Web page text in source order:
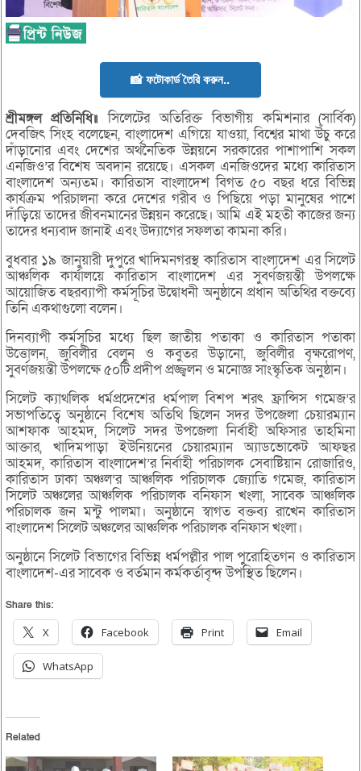
📸 ফটোকার্ড তৈরি করুন..
শ্রীমঙ্গল প্রতিনিধি॥ সিলেটের অতিরিক্ত বিভাগীয় কমিশনার (সার্বিক)
দেবজিৎ সিংহ বলেছেন, বাংলাদেশ এগিয়ে যাওয়া, বিশ্বের মাথা উঁচু করে
দাঁড়ানোর এবং দেশের অর্থনৈতিক উন্নয়নে সরকারের পাশাপাশি সকল
এনজিও’র বিশেষ অবদান রয়েছে। এসকল এনজিওদের মধ্যে কারিতাস
বাংলাদেশ অন্যতম। কারিতাস বাংলাদেশ বিগত ৫০ বছর ধরে বিভিন্ন
কার্যক্রম পরিচালনা করে দেশের গরীব ও পিছিয়ে পড়া মানুষের পাশে
দাঁড়িয়ে তাদের জীবনমানের উন্নয়ন করেছে। আমি এই মহতী কাজের জন্য
তাদের ধন্যবাদ জানাই এবং উদ্যাগের সফলতা কামনা করি।
বুধবার ১৯ জানুয়ারী দুপুরে খাদিমনগরস্থ কারিতাস বাংলাদেশ এর সিলেট
আঞ্চলিক কার্যালয়ে কারিতাস বাংলাদেশ এর সুবর্ণজয়ন্তী উপলক্ষে
আয়োজিত বছরব্যাপী কর্মসূচির উদ্বোধনী অনুষ্ঠানে প্রধান অতিথির বক্তব্যে
তিনি একথাগুলো বলেন।
দিনব্যাপী কর্মসূচির মধ্যে ছিল জাতীয় পতাকা ও কারিতাস পতাকা
উত্তোলন, জুবিলীর বেলুন ও কবুতর উড়ানো, জুবিলীর বৃক্ষরোপণ,
সুবর্ণজয়ন্তী উপলক্ষে ৫০টি প্রদীপ প্রজ্জ্বলন ও মনোজ্ঞ সাংস্কৃতিক অনুষ্ঠান।
সিলেট ক্যাথলিক ধর্মপ্রদেশের ধর্মপাল বিশপ শরৎ ফ্রান্সিস গমেজ’র
সভাপতিত্বে অনুষ্ঠানে বিশেষ অতিথি ছিলেন সদর উপজেলা চেয়ারম্যান
আশফাক আহমদ, সিলেট সদর উপজেলা নির্বাহী অফিসার তাহমিনা
আক্তার, খাদিমপাড়া ইউনিয়নের চেয়ারম্যান অ্যাডভোকেট আফছর
আহমদ, কারিতাস বাংলাদেশ’র নির্বাহী পরিচালক সেবাষ্টিয়ান রোজারিও,
কারিতাস ঢাকা অঞ্চল’র আঞ্চলিক পরিচালক জ্যোতি গমেজ, কারিতাস
সিলেট অঞ্চলের আঞ্চলিক পরিচালক বনিফাস খংলা, সাবেক আঞ্চলিক
পরিচালক জন মন্টু পালমা। অনুষ্ঠানে স্বাগত বক্তব্য রাখেন কারিতাস
বাংলাদেশ সিলেট অঞ্চলের আঞ্চলিক পরিচালক বনিফাস খংলা।
অনুষ্ঠানে সিলেট বিভাগের বিভিন্ন ধর্মপল্লীর পাল পুরোহিতগন ও কারিতাস
বাংলাদেশ-এর সাবেক ও বর্তমান কর্মকর্তাবৃন্দ উপস্থিত ছিলেন।
Share this:
X Facebook Print Email
WhatsApp
Related